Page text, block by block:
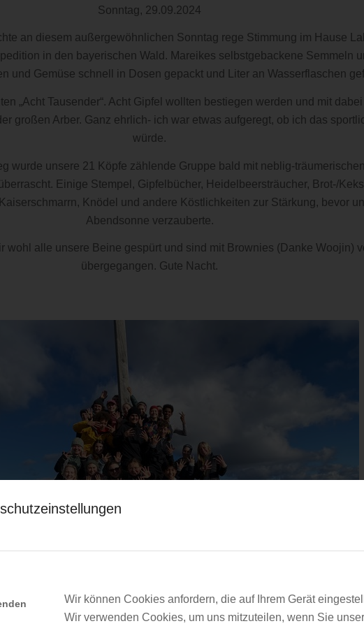
Wir können Cookies anfordern, die auf Ihrem Gerät
Wir verwenden Cookies, um uns mitzuteilen, wenn Sie
Sonntag, 29.09.2024
an diesem außergewöhnlichen Sonntag rege Stimmung im Hause
in den bayerischen Wald. Mareikes selbstgebackene Semmeln
und Gemüse schnell in Dosen gepackt und Liter an Wasserflaschen
„Acht Tausender“. Acht Gipfel wollten bestiegen werden und mit
großen Arber. Ganz ehrlich- ich war etwas aufgeregt, ob ich das
würde.
wurde unsere 21 Köpfe zählende Gruppe bald mit neblig-
Einige Stempel, Gipfelbücher, Heidelbeersträucher, Brot-/
Knödel und andere Köstlichkeiten zur Stärkung, bevor
Abendsonne verzauberte.
wohl alle unsere Beine gespürt und sind mit Brownies (Danke Woojin)
übergegangen. Gute Nacht.